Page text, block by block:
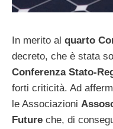
In merito al quarto
decreto, che è stata
Conferenza Stato-
forti criticità. Ad
le Associazioni
Future che, di